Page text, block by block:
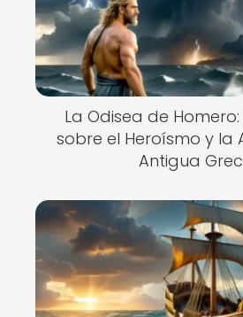
La Odisea de
sobre el Heroísmo y la
Antigua